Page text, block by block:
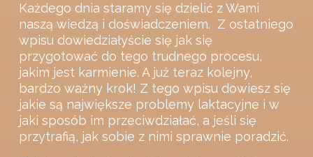
Każdego dnia staramy się dzielić z Wami
naszą wiedzą i doświadczeniem. Z ostatniego
wpisu dowiedziałyście się jak się
przygotować do tego trudnego procesu,
jakim jest karmienie. A już teraz kolejny,
bardzo ważny krok! Z tego wpisu dowiesz się
jakie są największe problemy laktacyjne i w
jaki sposób im przeciwdziałać, a jeśli się
przytrafią, jak sobie z nimi sprawnie poradzić.